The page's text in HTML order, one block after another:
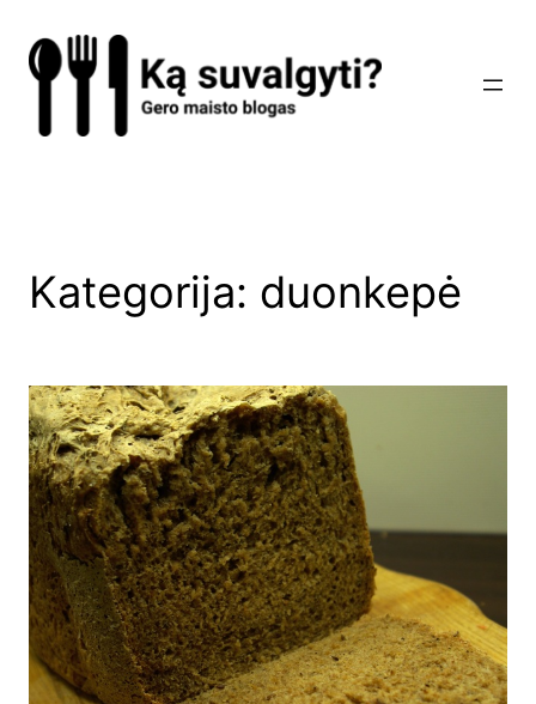
prie
turinio
Kategorija: duonkepė